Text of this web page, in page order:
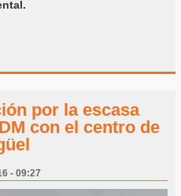
por la escasa
con el centro de
- 09:27